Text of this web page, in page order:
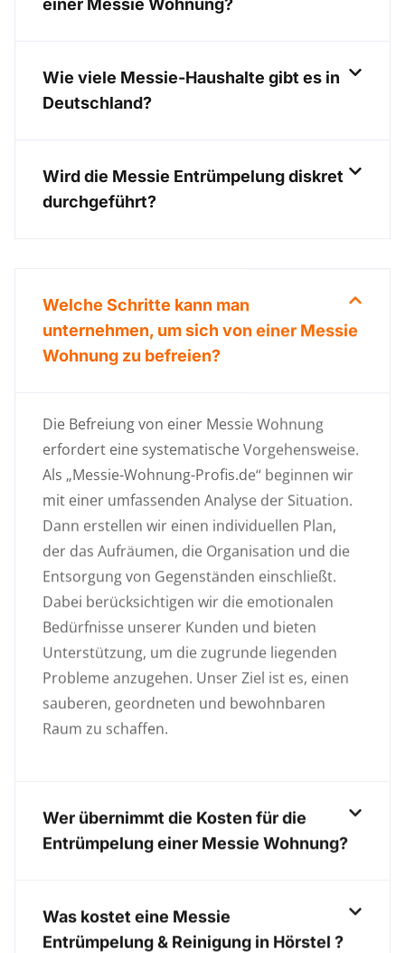
Wie viele Messie-Haushalte gibt es in
Deutschland?
Wird die Messie Entrümpelung diskret
durchgeführt?
Welche Schritte kann man
unternehmen, um sich von einer Messie
Wohnung zu befreien?
Die Befreiung von einer Messie Wohnung
erfordert eine systematische Vorgehensweise.
Als „Messie-Wohnung-Profis.de“ beginnen wir
mit einer umfassenden Analyse der Situation.
Dann erstellen wir einen individuellen Plan,
der das Aufräumen, die Organisation und die
Entsorgung von Gegenständen einschließt.
Dabei berücksichtigen wir die emotionalen
Bedürfnisse unserer Kunden und bieten
Unterstützung, um die zugrunde liegenden
Probleme anzugehen. Unser Ziel ist es, einen
sauberen, geordneten und bewohnbaren
Raum zu schaffen.
Wer übernimmt die Kosten für die
Entrümpelung einer Messie Wohnung?
Was kostet eine Messie
Entrümpelung & Reinigung in Hörstel ?